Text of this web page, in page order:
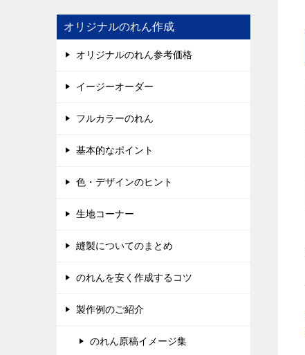
オリジナルのれん作成
オリジナルのれん参考価格
イージーオーダー
フルカラーのれん
基本的なポイント
色・デザインのヒント
生地コーナー
縫製についてのまとめ
のれんを安く作成するコツ
製作例のご紹介
のれん原稿イメージ集